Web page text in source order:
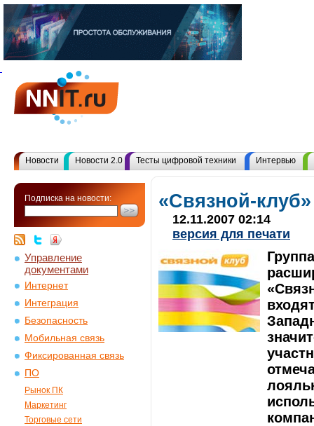
Новости Новости 2.0 Тесты цифровой техники Интервью
Подписка на новости:
Управление
документами
Интернет
Интеграция
Безопасность
Мобильная связь
Фиксированная связь
ПО
Рынок ПК
Маркетинг
Торговые сети
«Связной-
12.11.2007 02:14
версия для печати